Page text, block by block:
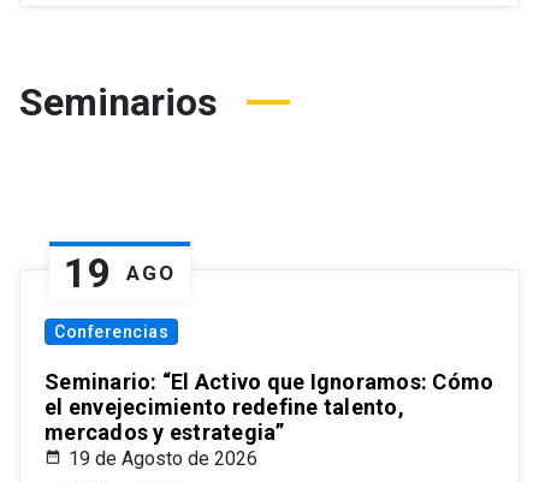
Seminarios
19 AGO
Conferencias
Seminario: “El Activo que Ignoramos: Cómo
el envejecimiento redefine talento,
mercados y estrategia”
19 de Agosto de 2026